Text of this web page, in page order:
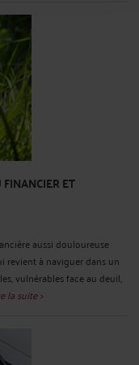
ET
aussi douloureuse
revient à naviguer dans un
vulnérables face au deuil,
la suite >